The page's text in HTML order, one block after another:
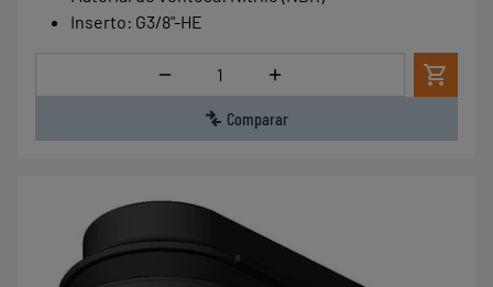
Inserto: G3/8"-HE
Cantidad
Comparar